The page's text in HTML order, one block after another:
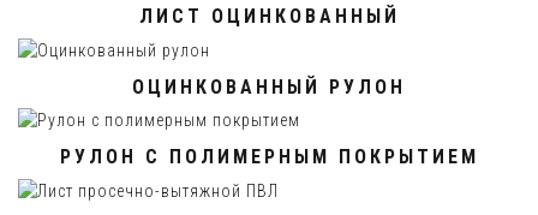
ЛИСТ ОЦИНКОВАННЫЙ
ОЦИНКОВАННЫЙ РУЛОН
РУЛОН С ПОЛИМЕРНЫМ ПОКРЫТИЕМ